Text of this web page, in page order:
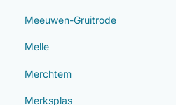
Meeuwen-Gruitrode
Melle
Merchtem
Merksplas